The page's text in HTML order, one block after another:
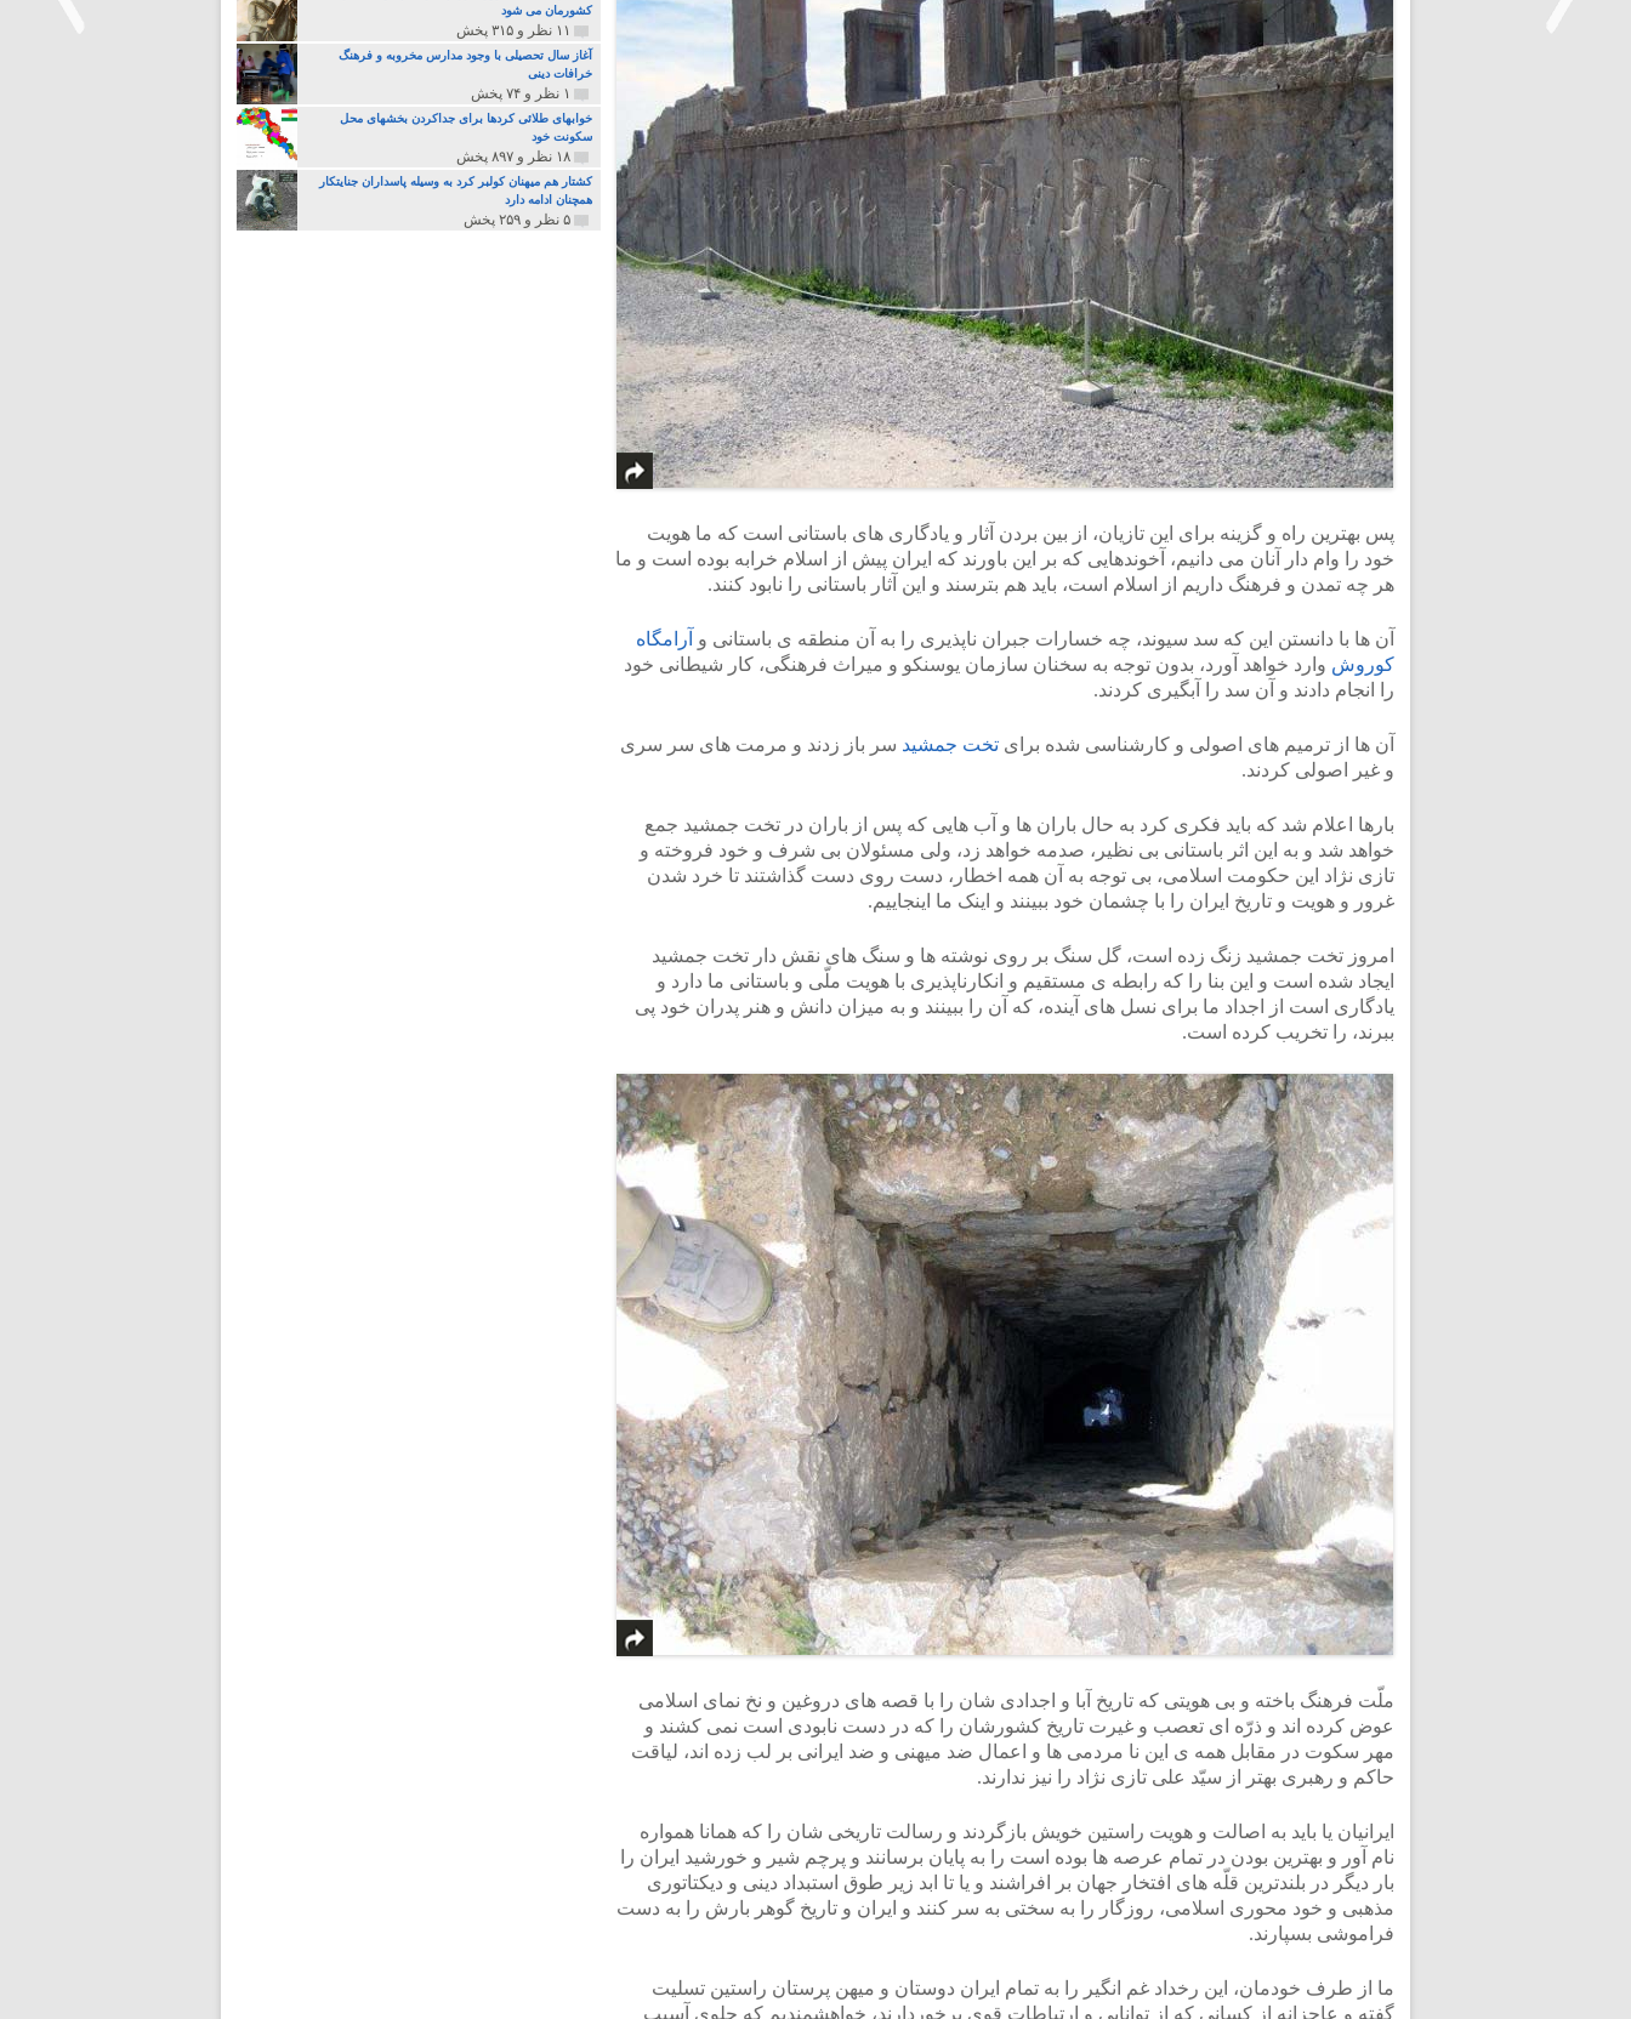
پس بهترین راه و گزینه برای این تازیان، از بین بردن آثار و یادگاری های باستانی است که ما هویت
خود را وام دار آنان می دانیم، آخوندهایی که بر این باورند که ایران پیش از اسلام خرابه بوده است و ما
هر چه تمدن و فرهنگ داریم از اسلام است، باید هم بترسند و این آثار باستانی را نابود کنند.
آن ها با دانستن این که سد سیوند، چه خسارات جبران ناپذیری را به آن منطقه ی باستانی و آرامگاه
کوروش وارد خواهد آورد، بدون توجه به سخنان سازمان یوسنکو و میراث فرهنگی، کار شیطانی خود
را انجام دادند و آن سد را آبگیری کردند.
آن ها از ترمیم های اصولی و کارشناسی شده برای تخت جمشید سر باز زدند و مرمت های سر سری
و غیر اصولی کردند.
بارها اعلام شد که باید فکری کرد به حال باران ها و آب هایی که پس از باران در تخت جمشید جمع
خواهد شد و به این اثر باستانی بی نظیر، صدمه خواهد زد، ولی مسئولان بی شرف و خود فروخته و
تازی نژاد این حکومت اسلامی، بی توجه به آن همه اخطار، دست روی دست گذاشتند تا خرد شدن
غرور و هویت و تاریخ ایران را با چشمان خود ببینند و اینک ما اینجاییم.
امروز تخت جمشید زنگ زده است، گل سنگ بر روی نوشته ها و سنگ های نقش دار تخت جمشید
ایجاد شده است و این بنا را که رابطه ی مستقیم و انکارناپذیری با هویت ملّی و باستانی ما دارد و
یادگاری است از اجداد ما برای نسل های آینده، که آن را ببینند و به میزان دانش و هنر پدران خود پی
ببرند، را تخریب کرده است.
ملّت فرهنگ باخته و بی هویتی که تاریخ آبا و اجدادی شان را با قصه های دروغین و نخ نمای اسلامی
عوض کرده اند و ذرّه ای تعصب و غیرت تاریخ کشورشان را که در دست نابودی است نمی کشند و
مهر سکوت در مقابل همه ی این نا مردمی ها و اعمال ضد میهنی و ضد ایرانی بر لب زده اند، لیاقت
حاکم و رهبری بهتر از سیّد علی تازی نژاد را نیز ندارند.
ایرانیان یا باید به اصالت و هویت راستین خویش بازگردند و رسالت تاریخی شان را که همانا همواره
نام آور و بهترین بودن در تمام عرصه ها بوده است را به پایان برسانند و پرچم شیر و خورشید ایران را
بار دیگر در بلندترین قلّه های افتخار جهان بر افراشند و یا تا ابد زیر طوق استبداد دینی و دیکتاتوری
مذهبی و خود محوری اسلامی، روزگار را به سختی به سر کنند و ایران و تاریخ گوهر بارش را به دست
فراموشی بسپارند.
ما از طرف خودمان، این رخداد غم انگیر را به تمام ایران دوستان و میهن پرستان راستین تسلیت
گفته و عاجزانه از کسانی که از توانایی و ارتباطات قوی برخوردارند، خواهشمندیم که جلوی آسیب
کشورمان می شود
۱۱ نظر و ۳۱۵ پخش
آغاز سال تحصیلی با وجود مدارس مخروبه و فرهنگ
خرافات دینی
۱ نظر و ۷۴ پخش
خوابهای طلائی کردها برای جداکردن بخشهای محل
سکونت خود
۱۸ نظر و ۸۹۷ پخش
کشتار هم میهنان کولبر کرد به وسیله پاسداران جنایتکار
همچنان ادامه دارد
۵ نظر و ۲۵۹ پخش